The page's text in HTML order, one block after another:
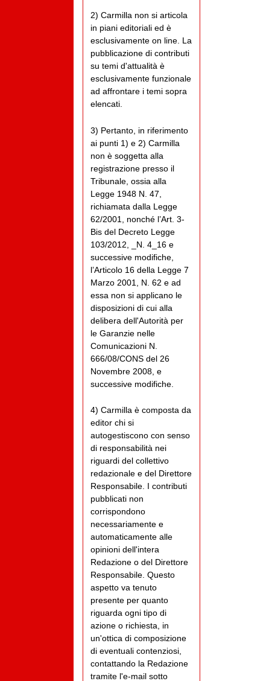
2) Carmilla non si articola
in piani editoriali ed è
esclusivamente on line. La
pubblicazione di contributi
su temi d'attualità è
esclusivamente funzionale
ad affrontare i temi sopra
elencati.
3) Pertanto, in riferimento
ai punti 1) e 2) Carmilla
non è soggetta alla
registrazione presso il
Tribunale, ossia alla
Legge 1948 N. 47,
richiamata dalla Legge
62/2001, nonché l’Art. 3-
Bis del Decreto Legge
103/2012, _N. 4_16 e
successive modifiche,
l’Articolo 16 della Legge 7
Marzo 2001, N. 62 e ad
essa non si applicano le
disposizioni di cui alla
delibera dell'Autorità per
le Garanzie nelle
Comunicazioni N.
666/08/CONS del 26
Novembre 2008, e
successive modifiche.
4) Carmilla è composta da
editor chi si
autogestiscono con senso
di responsabilità nei
riguardi del collettivo
redazionale e del Direttore
Responsabile. I contributi
pubblicati non
corrispondono
necessariamente e
automaticamente alle
opinioni dell'intera
Redazione o del Direttore
Responsabile. Questo
aspetto va tenuto
presente per quanto
riguarda ogni tipo di
azione o richiesta, in
un'ottica di composizione
di eventuali contenziosi,
contattando la Redazione
tramite l'e-mail sotto